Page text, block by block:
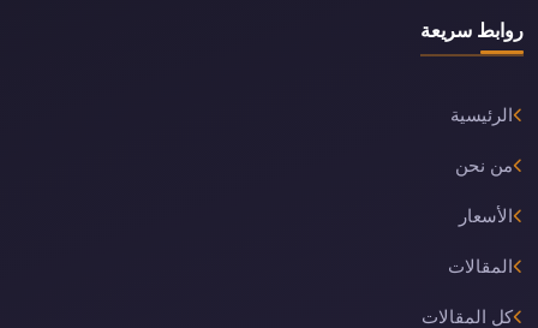
روابط سريعة
الرئيسية
من نحن
الأسعار
المقالات
كل المقالات